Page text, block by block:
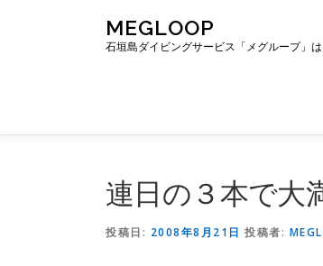
ス
MEGLOOP
石垣島ダイビングサービス「メグループ」
連日の３本で大
投稿日: 2008年8月21日 投稿者: